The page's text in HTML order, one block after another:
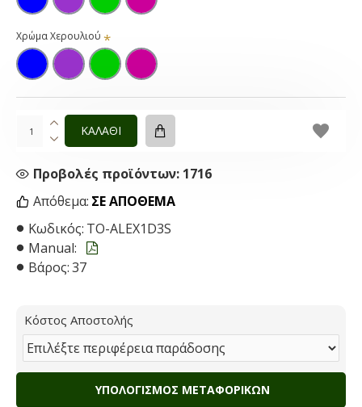
Απόθεμα: ΣΕ ΑΠΌΘΕΜΑ
Κωδικός: TO-ALEX1D3S
Manual:
Βάρος:37
Προβολές προϊόντων: 1716
Χρώμα Χερουλιού
ΚΑΛΑΘΙ
Κόστος Αποστολής
ΥΠΟΛΟΓΙΣΜΌΣ ΜΕΤΑΦΟΡΙΚΏΝ